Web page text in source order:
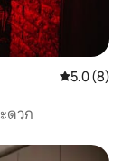
คะแนนเฉลี่
5.0 (8)
ดวก